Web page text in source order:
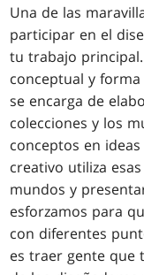
Una de las
participar en el
tu trabajo
conceptual y
se encarga de
colecciones y los
conceptos en
creativo utiliza
mundos y
esforzamos para
con diferentes
es traer gente que